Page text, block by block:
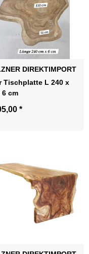
DIREKTIMPORT
Tischplatte L 240 x
x 6 cm
*